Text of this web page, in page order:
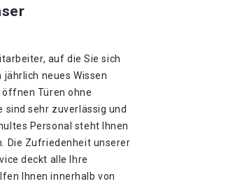
auf die Sie sich
neues Wissen
Türen ohne
sind sehr zuverlässig und
Personal steht Ihnen
Die Zufriedenheit unserer
deckt alle Ihre
Ihnen innerhalb von